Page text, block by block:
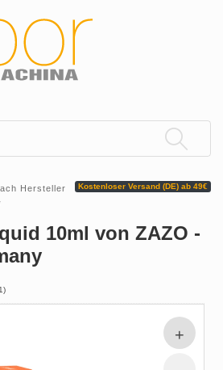
Kostenloser Versand (DE) ab 49€
Hersteller
10ml von ZAZO -